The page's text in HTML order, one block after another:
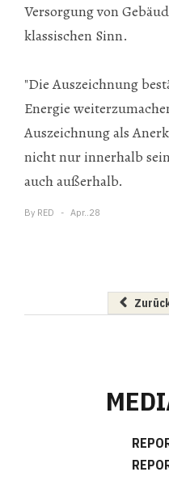
Versorgung von
klassischen Sinn.
"Die Auszeichnung
Energie
Auszeichnung als
nicht nur innerhalb
auch außerhalb.
By RED Apr..28